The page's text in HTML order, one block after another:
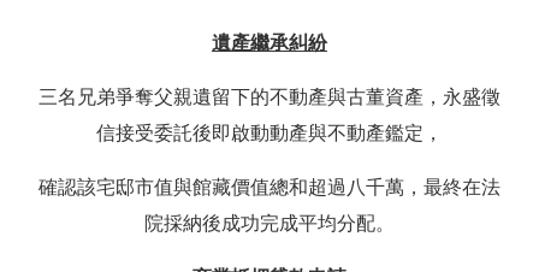
遺產繼承糾紛
三名兄弟爭奪父親遺留下的不動產與古董資產，永盛徵
信接受委託後即啟動動產與不動產鑑定，
確認該宅邸市值與館藏價值總和超過八千萬，最終在法
院採納後成功完成平均分配。